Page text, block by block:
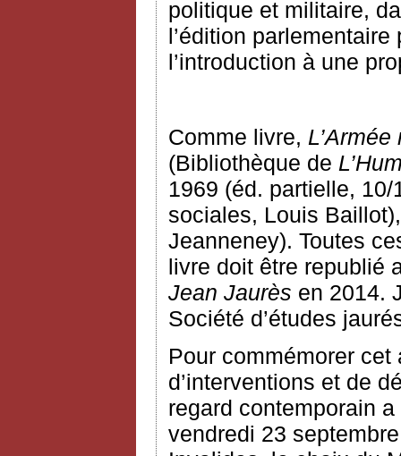
politique et militaire,
l’édition
l’introduction à une
Comme livre,
(Bibliothèque de
1969 (éd. partielle,
sociales, Louis
Jeanneney). Toutes
livre doit être republié
Jean Jaurès en 2014.
Société d’études
Pour commémorer cet
d’interventions et de
regard contemporain
vendredi 23